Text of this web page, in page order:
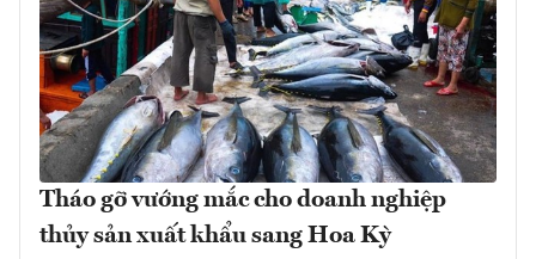
Tháo gỡ vướng mắc cho doanh nghiệp
thủy sản xuất khẩu sang Hoa Kỳ